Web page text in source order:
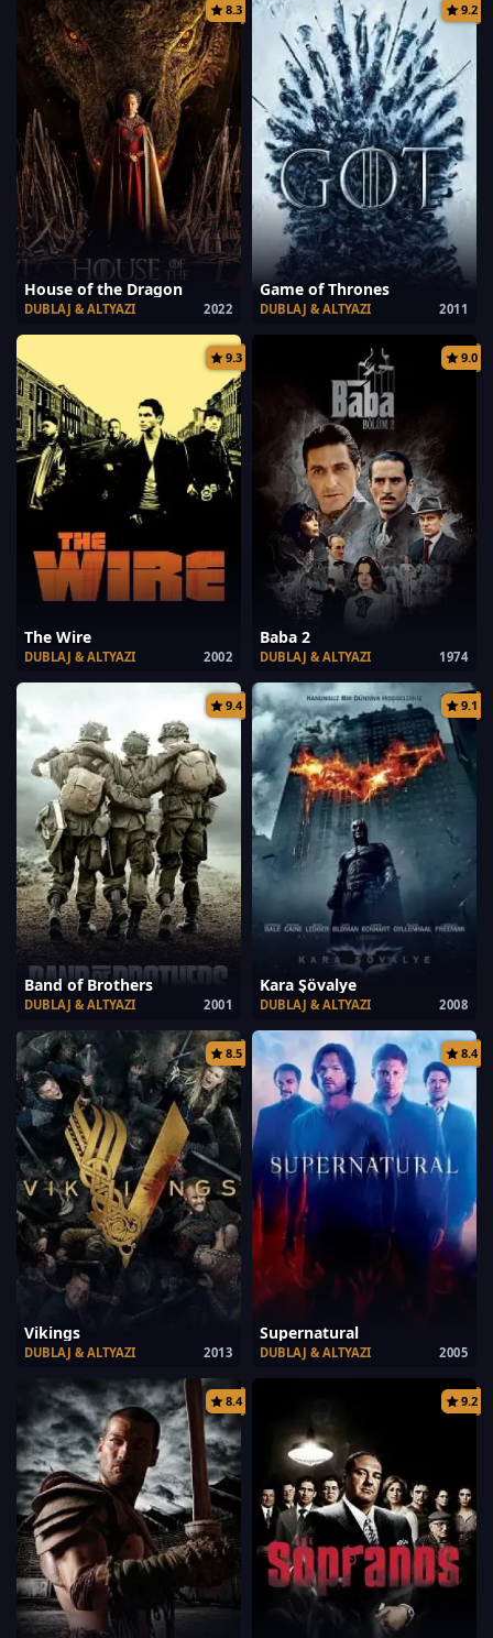
8.3
House of the Dragon
2022
DUBLAJ & ALTYAZI
9.2
Game of Thrones
2011
DUBLAJ & ALTYAZI
9.3
The Wire
2002
DUBLAJ & ALTYAZI
9.0
Baba 2
1974
DUBLAJ & ALTYAZI
9.4
Band of Brothers
2001
DUBLAJ & ALTYAZI
9.1
Kara Şövalye
2008
DUBLAJ & ALTYAZI
8.5
Vikings
2013
DUBLAJ & ALTYAZI
8.4
Supernatural
2005
DUBLAJ & ALTYAZI
8.4 9.2